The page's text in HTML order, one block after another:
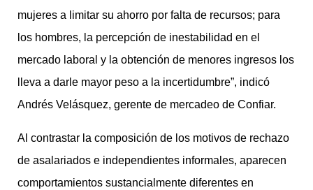
mujeres a limitar su ahorro por falta de recursos; para
los hombres, la percepción de inestabilidad en el
mercado laboral y la obtención de menores ingresos los
lleva a darle mayor peso a la incertidumbre”, indicó
Andrés Velásquez, gerente de mercadeo de Confiar.
Al contrastar la composición de los motivos de rechazo
de asalariados e independientes informales, aparecen
comportamientos sustancialmente diferentes en